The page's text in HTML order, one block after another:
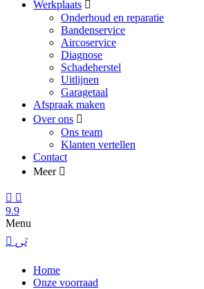
Werkplaats
Onderhoud en reparatie
Bandenservice
Aircoservice
Diagnose
Schadeherstel
Uitlijnen
Garagetaal
Afspraak maken
Over ons
Ons team
Klanten vertellen
Contact
Meer
9.9
Menu
Home
Onze voorraad